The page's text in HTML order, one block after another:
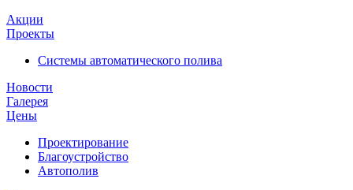
Акции
Проекты
Системы автоматического полива
Новости
Галерея
Цены
Проектирование
Благоустройство
Автополив